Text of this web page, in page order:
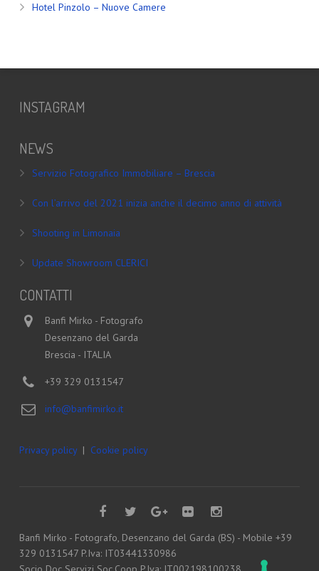
Hotel Pinzolo – Nuove Camere
INSTAGRAM
NEWS
Servizio Fotografico Immobiliare – Brescia
Con l’arrivo del 2021 inizia anche il decimo anno di attività
Shooting in Limonaia
Update Showroom CLERICI
CONTATTI
Banfi Mirko - Fotografo
Desenzano del Garda
Brescia - ITALIA
+39 329 0131547
info@banfimirko.it
Privacy policy| Cookie policy
Banfi Mirko - Fotografo, Desenzano del Garda (BS) - Mobile +39
329 0131547 P.Iva: IT03441330986